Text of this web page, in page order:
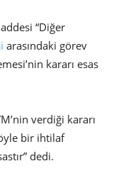
“Diğer
arasındaki görev
kararı esas
verdiği kararı
bir ihtilaf
dedi.